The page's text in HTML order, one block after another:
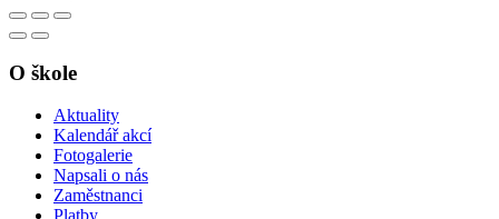
O škole
Aktuality
Kalendář akcí
Fotogalerie
Napsali o nás
Zaměstnanci